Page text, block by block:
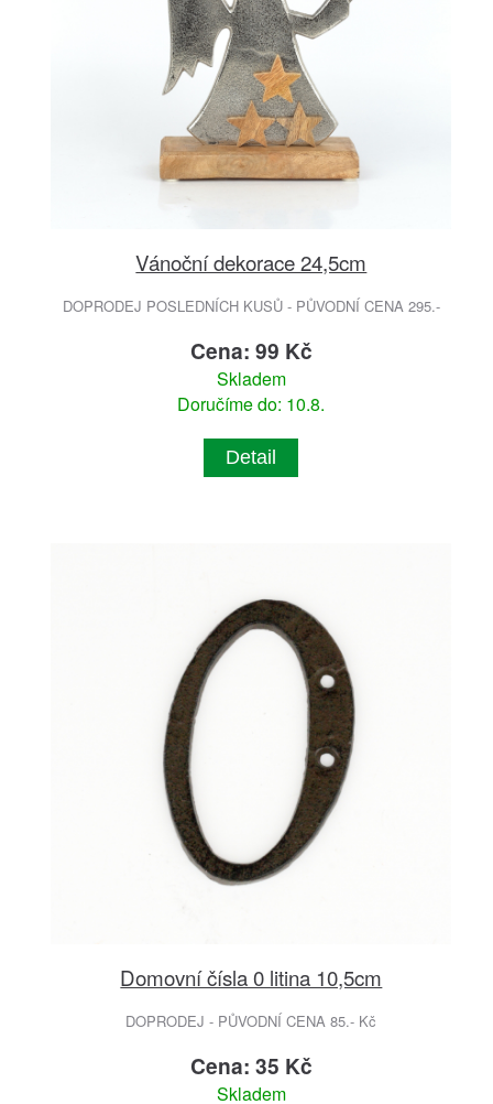
Vánoční dekorace 24,5cm
DOPRODEJ POSLEDNÍCH KUSŮ - PŮVODNÍ CENA 295.-
Cena: 99 Kč
Skladem
Doručíme do: 10.8.
Detail
Domovní čísla 0 litina 10,5cm
DOPRODEJ - PŮVODNÍ CENA 85.- Kč
Cena: 35 Kč
Skladem